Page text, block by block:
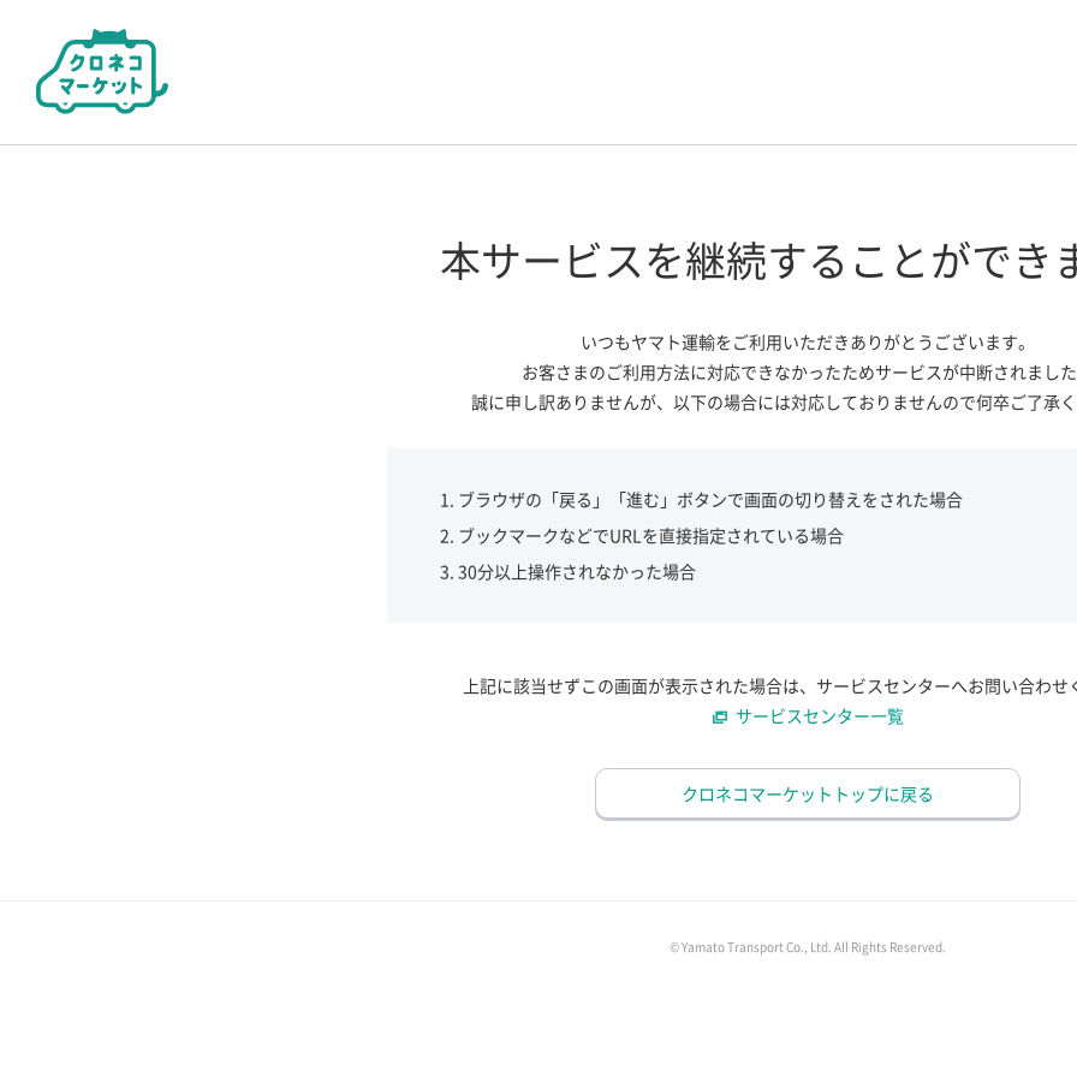
本サービスを継続する ことができ
いつもヤマト運輸をご利用いただきありがとうございます。
お客さまのご利用方法に対応できなかったためサービスが中断されました
誠に申し訳ありませんが、 以下の場合には対応しておりませんので何卒ご了承く
ブラウザの「戻る」「進む」ボタンで画面の切り替えをされた場合
ブックマークなどでURLを直接指定されている場合
30分以上操作されなかった場合
上記に該当せずこの画面が表示された場合は、サービスセンターへお問い合わせ
サービスセンター一覧
クロネコマーケットトップに戻る
© Yamato Transport Co., Ltd. All Rights Reserved.